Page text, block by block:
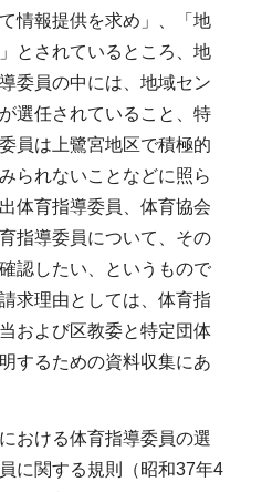
情報提供を求め」、「地
とされているところ、地
委員の中には、地域セン
選任されていること、特
員は上鷺宮地区で積極的
られないことなどに照ら
体育指導委員、体育協会
指導委員について、その
認したい、というもので
求理由としては、体育指
および区教委と特定団体
するための資料収集にあ
おける体育指導委員の選
に関する規則（昭和37年4